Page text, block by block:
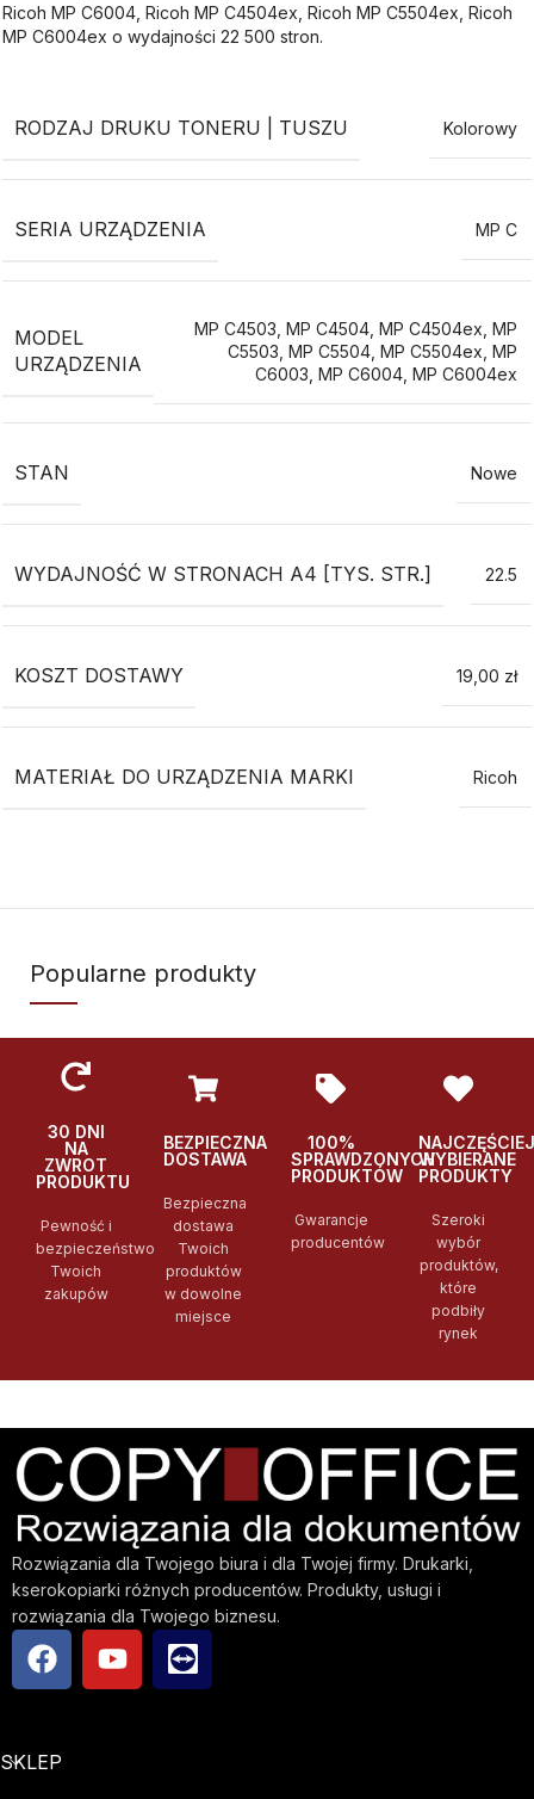
Ricoh MP C6004, Ricoh MP C4504ex, Ricoh MP C5504ex, Ricoh
MP C6004ex o wydajności 22 500 stron.
RODZAJ DRUKU TONERU | TUSZU Kolorowy
SERIA URZĄDZENIA MP C
MODEL
URZĄDZENIA
MP C4503 MP C4504 MP C4504ex MP
C5503 MP C5504 MP C5504ex MP
C6003 MP C6004 MP C6004ex
STAN Nowe
WYDAJNOŚĆ W STRONACH A4 [TYS. STR.] 22.5
KOSZT DOSTAWY 19,00 zł
MATERIAŁ DO URZĄDZENIA MARKI Ricoh
Popularne produkty
30 DNI
NA
ZWROT
PRODUKTU
Pewność i
bezpieczeństwo
Twoich
zakupów
BEZPIECZNA
DOSTAWA
Bezpieczna
dostawa
Twoich
produktów
w dowolne
miejsce
100%
SPRAWDZONYCH
PRODUKTÓW
Gwarancje
producentów
NAJCZĘŚCIEJ
WYBIERANE
PRODUKTY
Szeroki
wybór
produktów,
które
podbiły
rynek
Rozwiązania dla Twojego biura i dla Twojej firmy. Drukarki,
kserokopiarki różnych producentów. Produkty, usługi i
rozwiązania dla Twojego biznesu.
SKLEP